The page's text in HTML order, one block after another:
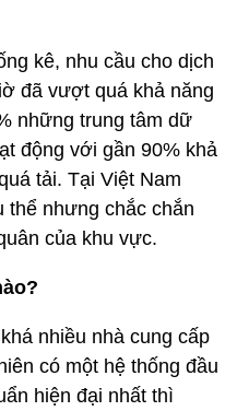
kê, nhu cầu cho dịch
đã vượt quá khả năng
những trung tâm dữ
động với gần 90% khả
tải. Tại Việt Nam
thể nhưng chắc chắn
của khu vực.
nhiều nhà cung cấp
có một hệ thống đầu
hiện đại nhất thì